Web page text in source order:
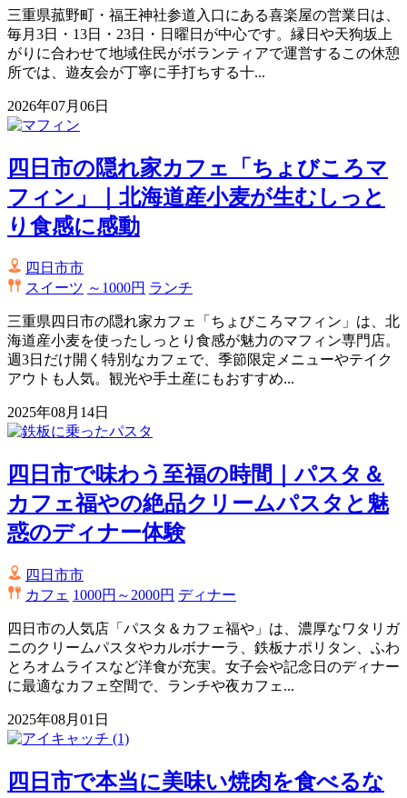
三重県菰野町・福王神社参道入口にある喜楽屋の営業日は、
毎月3日・13日・23日・日曜日が中心です。縁日や天狗坂上
がりに合わせて地域住民がボランティアで運営するこの休憩
所では、遊友会が丁寧に手打ちする十...
2026年07月06日
四日市の隠れ家カフェ「ちょびころマ
フィン」｜北海道産小麦が生むしっと
り食感に感動
四日市市
スイーツ ～1000円 ランチ
三重県四日市の隠れ家カフェ「ちょびころマフィン」は、北
海道産小麦を使ったしっとり食感が魅力のマフィン専門店。
週3日だけ開く特別なカフェで、季節限定メニューやテイク
アウトも人気。観光や手土産にもおすすめ...
2025年08月14日
四日市で味わう至福の時間｜パスタ＆
カフェ福やの絶品クリームパスタと魅
惑のディナー体験
四日市市
カフェ 1000円～2000円 ディナー
四日市の人気店「パスタ＆カフェ福や」は、濃厚なワタリガ
ニのクリームパスタやカルボナーラ、鉄板ナポリタン、ふわ
とろオムライスなど洋食が充実。女子会や記念日のディナー
に最適なカフェ空間で、ランチや夜カフェ...
2025年08月01日
四日市で本当に美味い焼肉を食べるな